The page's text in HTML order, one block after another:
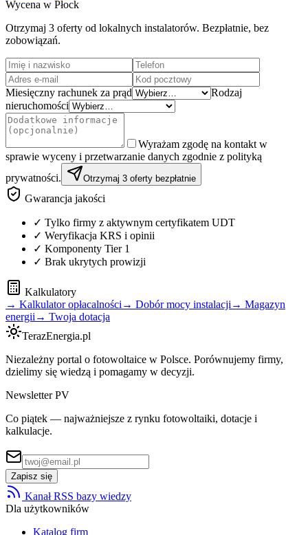
Wycena w Płock
Otrzymaj 3 oferty od lokalnych instalatorów. Bezpłatnie, bez
zobowiązań.
Miesięczny rachunek za prąd
Rodzaj
nieruchomości
Wyrażam zgodę na kontakt w
sprawie wyceny i przetwarzanie danych zgodnie z polityką
prywatności.
Otrzymaj 3 oferty bezpłatnie
Gwarancja jakości
✓ Tylko firmy z aktywnym certyfikatem UDT
✓ Weryfikacja KRS i opinii
✓ Komponenty Tier 1
✓ Brak ukrytych prowizji
Kalkulatory
→ Kalkulator opłacalności → Dobór mocy instalacji → Magazyn
energii → Twoja dotacja
TerazEnergia.pl
Niezależny portal o fotowoltaice w Polsce. Porównujemy firmy,
dzielimy się wiedzą i pomagamy w decyzji.
Newsletter PV
Co piątek — najważniejsze z rynku fotowoltaiki, dotacje i
kalkulacje.
Zapisz się
Kanał RSS bazy wiedzy
Dla użytkowników
Katalog firm